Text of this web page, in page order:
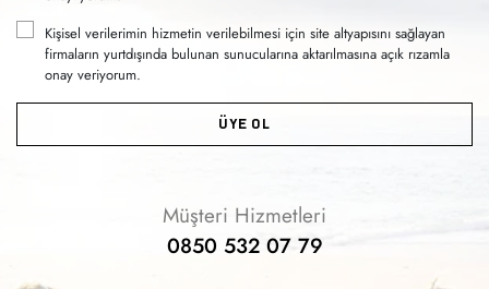
Kişisel verilerimin hizmetin verilebilmesi için site altyapısını sağlayan
firmaların yurtdışında bulunan sunucularına aktarılmasına açık rızamla
onay veriyorum.
ÜYE OL
Müşteri Hizmetleri
0850 532 07 79